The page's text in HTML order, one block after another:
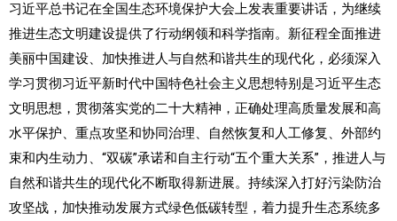
习近平总书记在全国生态环境保护大会上发表重要讲话，为继续
推进生态文明建设提供了行动纲领和科学指南。新征程全面推进
美丽中国建设、加快推进人与自然和谐共生的现代化，必须深入
学习贯彻习近平新时代中国特色社会主义思想特别是习近平生态
文明思想，贯彻落实党的二十大精神，正确处理高质量发展和高
水平保护、重点攻坚和协同治理、自然恢复和人工修复、外部约
束和内生动力、“双碳”承诺和自主行动“五个重大关系”，推进人与
自然和谐共生的现代化不断取得新进展。持续深入打好污染防治
攻坚战，加快推动发展方式绿色低碳转型，着力提升生态系统多